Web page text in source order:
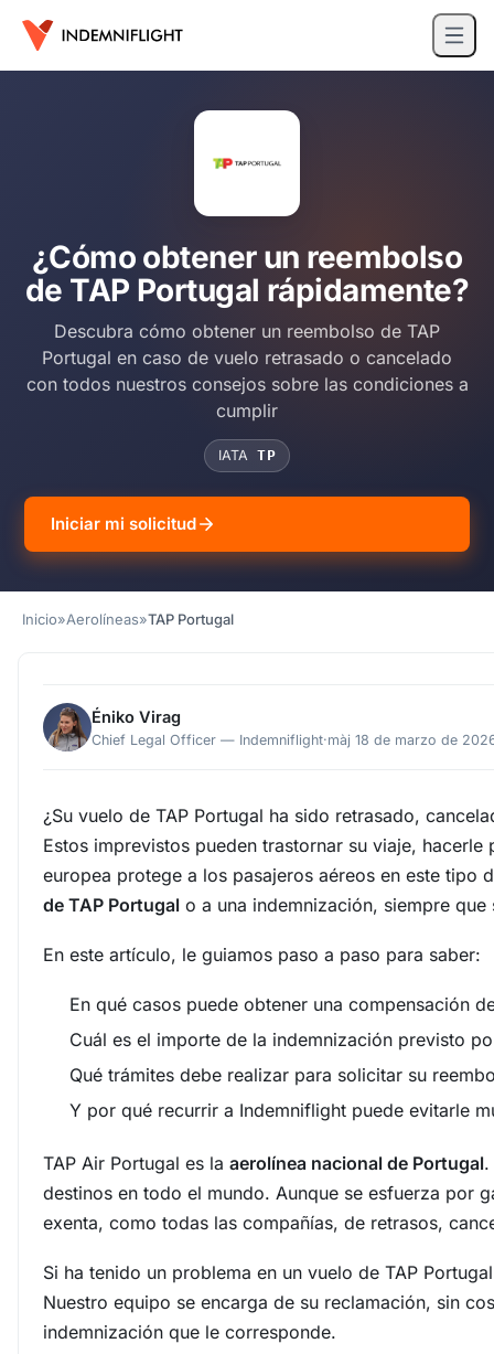
¿Cómo obtener un reembolso
de TAP Portugal rápidamente?
Descubra cómo obtener un reembolso de TAP
Portugal en caso de vuelo retrasado o cancelado
con todos nuestros consejos sobre las condiciones a
cumplir
IATA TP
Iniciar mi solicitud
Inicio»Aerolíneas»TAP Portugal
Éniko Virag
Chief Legal Officer — Indemniflight·màj 18 de marzo de
¿Su vuelo de TAP Portugal ha sido retrasado,
Estos imprevistos pueden trastornar su viaje,
europea protege a los pasajeros aéreos en este tipo
de TAP Portugal o a una indemnización, siempre
En este artículo, le guiamos paso a paso para saber:
En qué casos puede obtener una compensación
Cuál es el importe de la indemnización previsto
Qué trámites debe realizar para solicitar su
Y por qué recurrir a Indemniflight puede evitarle
TAP Air Portugal es la aerolínea nacional de Portugal.
destinos en todo el mundo. Aunque se esfuerza por
exenta, como todas las compañías, de retrasos,
Si ha tenido un problema en un vuelo de TAP
Nuestro equipo se encarga de su reclamación, sin
indemnización que le corresponde.